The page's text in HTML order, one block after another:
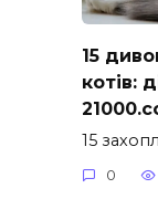
15
котів:
15
0